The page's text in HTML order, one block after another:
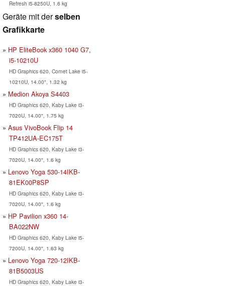
Refresh i5-8250U, 1.6 kg
Geräte mit derselben
Grafikkarte
HP EliteBook x360 1040 G7,
i5-10210U
HD Graphics 620, Comet Lake i5-
10210U, 14.00", 1.32 kg
Medion Akoya S4403
HD Graphics 620, Kaby Lake i3-
7020U, 14.00", 1.75 kg
Asus VivoBook Flip 14
TP412UA-EC175T
HD Graphics 620, Kaby Lake i3-
7020U, 14.00", 1.6 kg
Lenovo Yoga 530-14IKB-
81EK00P8SP
HD Graphics 620, Kaby Lake i3-
7020U, 14.00", 1.6 kg
HP Pavilion x360 14-
BA022NW
HD Graphics 620, Kaby Lake i5-
7200U, 14.00", 1.63 kg
Lenovo Yoga 720-12IKB-
81B5003US
HD Graphics 620, Kaby Lake i3-